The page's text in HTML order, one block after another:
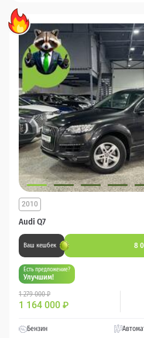
Audi Q7
2010
Ваш кешбек 8
Есть предложение?
Улучшим!
1 279 000 ₽
1 164 000 ₽
Бензин